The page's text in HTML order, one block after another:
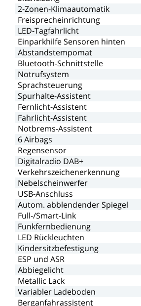
2-Zonen-Klimaautomatik
Freisprecheinrichtung
LED-Tagfahrlicht
EinparkhilfeSensoren hinten
Abstandstempomat
Bluetooth-Schnittstelle
Notrufsystem
Sprachsteuerung
Spurhalte-Assistent
Fernlicht-Assistent
Fahrlicht-Assistent
Notbrems-Assistent
6Airbags
Regensensor
Digitalradio DAB+
Verkehrszeichenerkennung
Nebelscheinwerfer
USB-Anschluss
Autom. abblendenderSpiegel
Full-/Smart-Link
Funkfernbedienung
LED Rückleuchten
Kindersitzbefestigung
ESP und ASR
Abbiegelicht
Metallic Lack
Variabler Ladeboden
Berganfahrassistent